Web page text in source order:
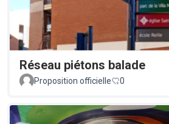
Réseau piétons balade
Proposition officielle
0